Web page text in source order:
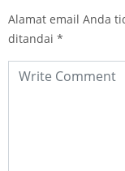
Alamat email Anda
ditandai *